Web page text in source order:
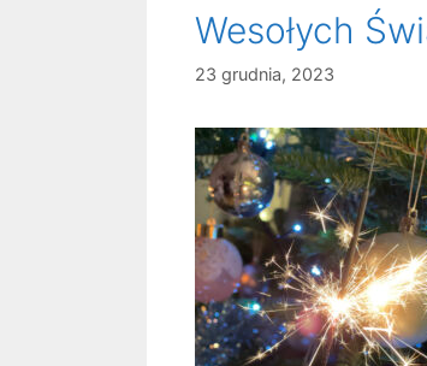
Wesołych
23 grudnia, 2023